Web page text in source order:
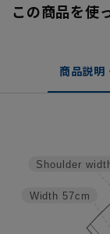
この商品を使
商品説明
Width 57cm
Shoulder